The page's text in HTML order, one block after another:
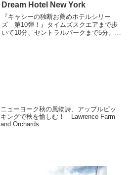
Dream Hotel New York
『キャシーの独断お薦めホテルシリー
ズ 第10弾！』タイムズスクエアまで歩
いて10分、セントラルパークまで5分。カ
ニューヨーク秋の風物詩、アップルピッ
キングで秋を愉しむ！ Lawrence Farm
and Orchards